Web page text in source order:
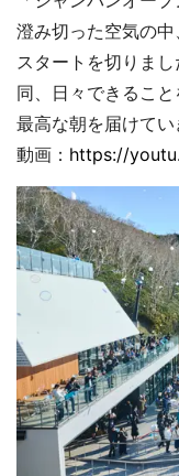
澄み切った空気の
スタートを切りま
同、日々できるこ
最高な朝を届けてい
動画： https://